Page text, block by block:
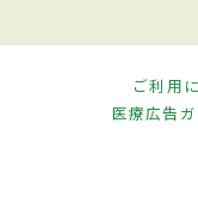
ご利用
医療広告